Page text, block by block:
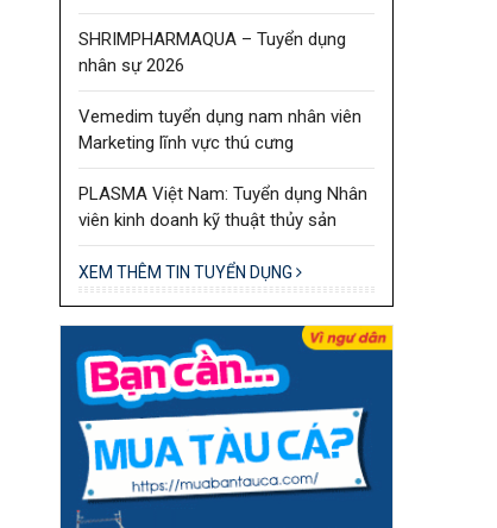
SHRIMPHARMAQUA – Tuyển dụng
nhân sự 2026
Vemedim tuyển dụng nam nhân viên
Marketing lĩnh vực thú cưng
PLASMA Việt Nam: Tuyển dụng Nhân
viên kinh doanh kỹ thuật thủy sản
XEM THÊM TIN TUYỂN DỤNG